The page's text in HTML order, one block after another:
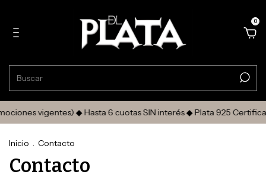
0
vigentes) ◆ Hasta 6 cuotas SIN interés ◆ Plata 925
Inicio . Contacto
Contacto